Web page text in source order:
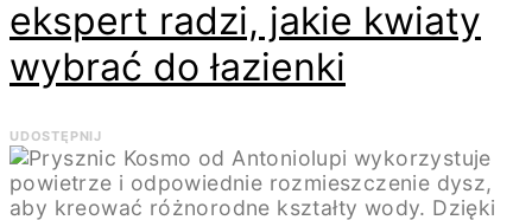
ekspert radzi, jakie kwiaty
wybrać do łazienki
UDOSTĘPNIJ